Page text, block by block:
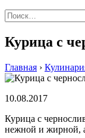
Найти:
Курица с
Главная ›
10.08.2017
Курица с
нежной и жирной,